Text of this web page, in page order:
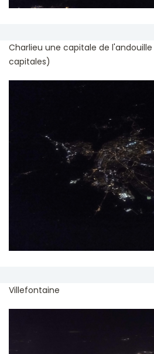
Charlieu une capitale de
capitales)
Villefontaine